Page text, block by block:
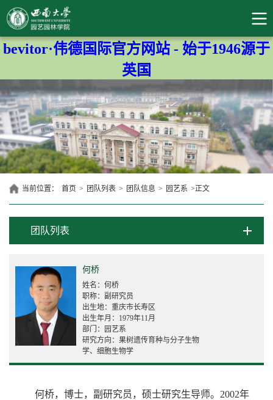
bevitor·伟德国际官方网站 - 始于1946源于
英国
当前位置： 首页 > 团队列表 > 团队信息 > 园艺系 >正文
团队列表
何桥
姓名：何桥
职称：副研究员
出生地：重庆市长寿区
出生年月：1979年11月
部门：园艺系
研究方向：果树遗传育种与分子生物
学、细胞生物学
何桥，博士，副研究员，硕士研究生导师。2002年